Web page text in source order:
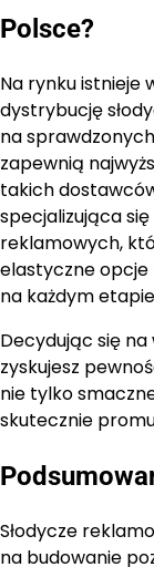
Polsce?
Na rynku istnieje
dystrybucję
na
zapewnią
takich
specjalizująca
reklamowych,
elastyczne
na każdym
Decydując się
zyskujesz
nie tylko
skutecznie
Słodycze
na budowanie